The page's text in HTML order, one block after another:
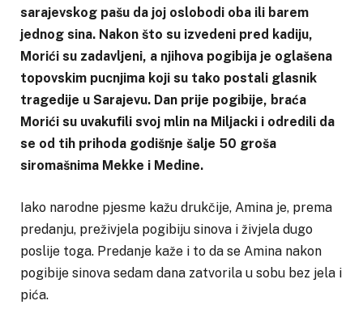
sarajevskog pašu da joj oslobodi oba ili barem
jednog sina. Nakon što su izvedeni pred kadiju,
Morići su zadavljeni, a njihova pogibija je oglašena
topovskim pucnjima koji su tako postali glasnik
tragedije u Sarajevu. Dan prije pogibije, braća
Morići su uvakufili svoj mlin na Miljacki i odredili da
se od tih prihoda godišnje šalje 50 groša
siromašnima Mekke i Medine.
Iako narodne pjesme kažu drukčije, Amina je, prema
predanju, preživjela pogibiju sinova i živjela dugo
poslije toga. Predanje kaže i to da se Amina nakon
pogibije sinova sedam dana zatvorila u sobu bez jela i
pića.